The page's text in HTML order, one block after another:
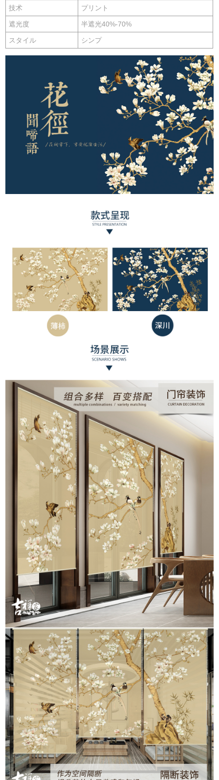
技术 プリント
遮光度 半遮光40%-70%
スタイル シンプ